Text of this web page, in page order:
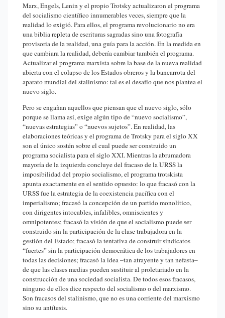
Marx, Engels, Lenin y el propio Trotsky actualizaron el programa
del socialismo científico innumerables veces, siempre que la
realidad lo exigió. Para ellos, el programa revolucionario no era
una biblia repleta de escrituras sagradas sino una fotografía
provisoria de la realidad, una guía para la acción. En la medida en
que cambiara la realidad, debería cambiar también el programa.
Actualizar el programa marxista sobre la base de la nueva realidad
abierta con el colapso de los Estados obreros y la bancarrota del
aparato mundial del stalinismo: tal es el desafío que nos plantea el
nuevo siglo.
Pero se engañan aquellos que piensan que el nuevo siglo, sólo
porque se llama así, exige algún tipo de “nuevo socialismo”,
“nuevas estrategias” o “nuevos sujetos”. En realidad, las
elaboraciones teóricas y el programa de Trotsky para el siglo XX
son el único sostén sobre el cual puede ser construido un
programa socialista para el siglo XXI. Mientras la abrumadora
mayoría de la izquierda concluye del fracaso de la URSS la
imposibilidad del propio socialismo, el programa trotskista
apunta exactamente en el sentido opuesto: lo que fracasó con la
URSS fue la estrategia de la coexistencia pacífica con el
imperialismo; fracasó la concepción de un partido monolítico,
con dirigentes intocables, infalibles, omniscientes y
omnipotentes; fracasó la visión de que el socialismo puede ser
construido sin la participación de la clase trabajadora en la
gestión del Estado; fracasó la tentativa de construir sindicatos
“fuertes” sin la participación democrática de los trabajadores en
todas las decisiones; fracasó la idea –tan atrayente y tan nefasta–
de que las clases medias pueden sustituir al proletariado en la
construcción de una sociedad socialista. De todos esos fracasos,
ninguno de ellos dice respecto del socialismo o del marxismo.
Son fracasos del stalinismo, que no es una corriente del marxismo
sino su antítesis.